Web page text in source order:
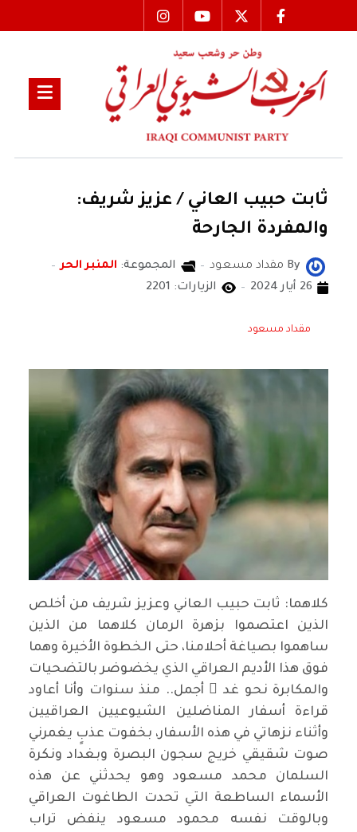
ثابت حبيب العاني / عزيز شريف:
والمفردة الجارحة
By مقداد مسعود المجموعة: المنبر الحر
26 أيار 2024
الزيارات: 2201
مقداد مسعود
كلاهما: ثابت حبيب العاني وعزيز شريف من أخلص
الذين اعتصموا بزهرة الرمان كلاهما من الذين
ساهموا بصياغة أحلامنا، حتى الخطوة الأخيرة وهما
فوق هذا الأديم العراقي الذي يخضوضر بالتضحيات
والمكابرة نحو غد ٍ أجمل.. منذ سنوات وأنا أعاود
قراءة أسفار المناضلين الشيوعيين العراقيين
وأثناء نزهاتي في هذه الأسفار، بخفوت عذبٍ يغمرني
صوت شقيقي خريج سجون البصرة وبغداد ونكرة
السلمان محمد مسعود وهو يحدثني عن هذه
الأسماء الساطعة التي تحدت الطاغوت العراقي
وبالوقت نفسه محمود مسعود ينفض تراب